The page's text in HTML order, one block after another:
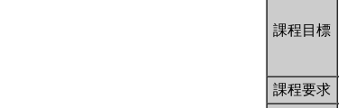
課程目標
課程要求